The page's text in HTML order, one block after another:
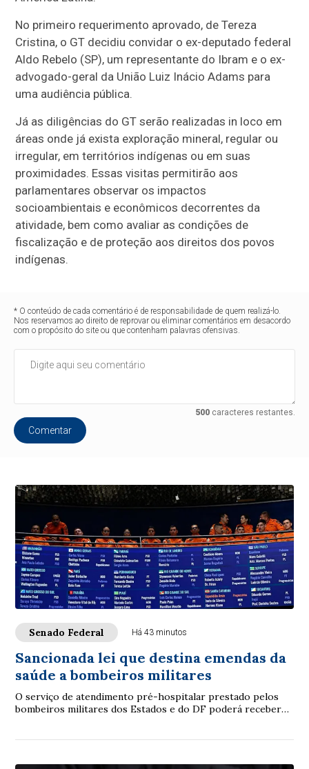
No primeiro requerimento aprovado, de Tereza
Cristina, o GT decidiu convidar o ex-deputado federal
Aldo Rebelo (SP), um representante do Ibram e o ex-
advogado-geral da União Luiz Inácio Adams para
uma audiência pública.
Já as diligências do GT serão realizadas in loco em
áreas onde já exista exploração mineral, regular ou
irregular, em territórios indígenas ou em suas
proximidades. Essas visitas permitirão aos
parlamentares observar os impactos
socioambientais e econômicos decorrentes da
atividade, bem como avaliar as condições de
fiscalização e de proteção aos direitos dos povos
indígenas.
* O conteúdo de cada comentário é de responsabilidade de quem realizá-lo.
Nos reservamos ao direito de reprovar ou eliminar comentários em desacordo
com o propósito do site ou que contenham palavras ofensivas.
500caracteres restantes.
Comentar
Senado Federal Há 43 minutos
Sancionada lei que destina emendas da
saúde a bombeiros militares
O serviço de atendimento pré-hospitalar prestado pelos
bombeiros militares dos Estados e do DF poderá receber